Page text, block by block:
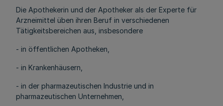
Die Apothekerin und der Apotheker als der Experte für
Arzneimittel üben ihren Beruf in verschiedenen
Tätigkeitsbereichen aus, insbesondere
- in öffentlichen Apotheken,
- in Krankenhäusern,
- in der pharmazeutischen Industrie und in
pharmazeutischen Unternehmen,